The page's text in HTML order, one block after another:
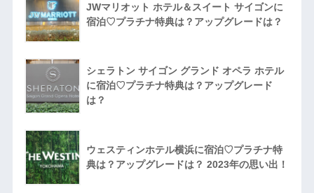
JWマリオット ホテル＆スイート サイゴンに
宿泊♡プラチナ特典は？アップグレードは？
シェラトン サイゴン グランド オペラ ホテル
に宿泊♡プラチナ特典は？アップグレード
は？
ウェスティンホテル横浜に宿泊♡プラチナ特
典は？アップグレードは？ 2023年の思い出！